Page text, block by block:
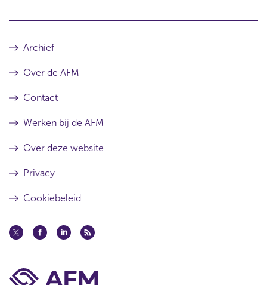
Archief
Over de AFM
Contact
Werken bij de AFM
Over deze website
Privacy
Cookiebeleid